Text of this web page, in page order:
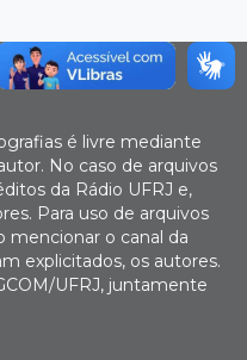
é livre mediante
No caso de arquivos
da Rádio UFRJ e,
Para uso de arquivos
mencionar o canal da
explicitados, os autores.
UFRJ, juntamente